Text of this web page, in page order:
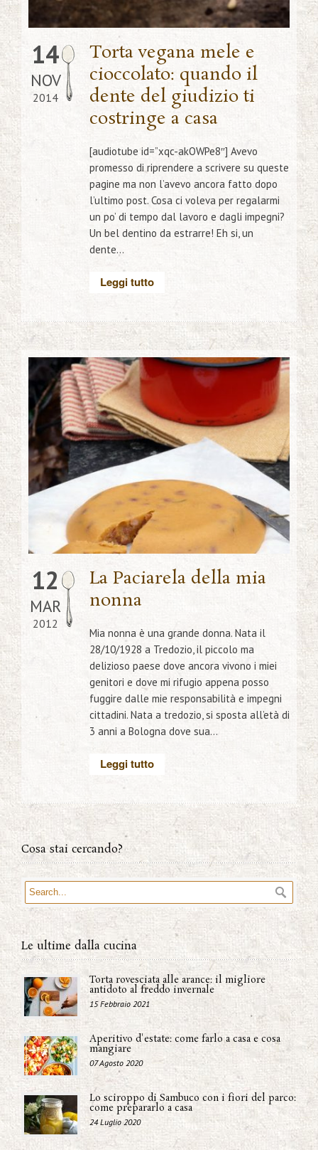
14
NOV
2014
Torta vegana mele e
cioccolato: quando il
dente del giudizio ti
costringe a casa
[audiotube id=”xqc-akOWPe8″] Avevo
promesso di riprendere a scrivere su queste
pagine ma non l’avevo ancora fatto dopo
l’ultimo post. Cosa ci voleva per regalarmi
un po’ di tempo dal lavoro e dagli impegni?
Un bel dentino da estrarre! Eh si, un
dente...
Leggi tutto
12
MAR
2012
La Paciarela della mia
nonna
Mia nonna è una grande donna. Nata il
28/10/1928 a Tredozio, il piccolo ma
delizioso paese dove ancora vivono i miei
genitori e dove mi rifugio appena posso
fuggire dalle mie responsabilità e impegni
cittadini. Nata a tredozio, si sposta all’età di
3 anni a Bologna dove sua...
Leggi tutto
Cosa stai cercando?
Le ultime dalla cucina
Torta rovesciata alle arance: il migliore
antidoto al freddo invernale
15 Febbraio 2021
Aperitivo d'estate: come farlo a casa e cosa
mangiare
07 Agosto 2020
Lo sciroppo di Sambuco con i fiori del parco:
come prepararlo a casa
24 Luglio 2020